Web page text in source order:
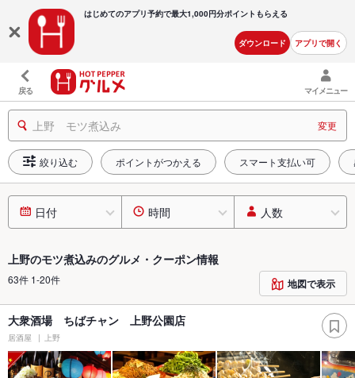
はじめてのアプリ予約で最大1,000円分ポイントもらえる
ダウンロード アプリで開く
戻る マイメニュー
上野 モツ煮込み 変更
絞り込む ポイントがつかえる スマート支払い可
日付 時間 人数
上野のモツ煮込みのグルメ・クーポン情報
63件 1-20件 地図で表示
大衆酒場 ちばチャン 上野公園店
居酒屋 上野